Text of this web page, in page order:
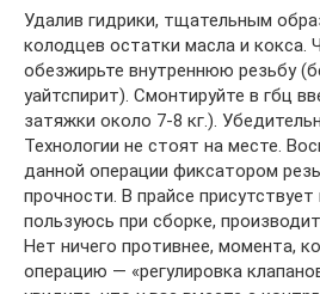
Удалив гидрики, тщательным
колодцев остатки масла и кокса.
обезжирьте внутреннюю резьбу
уайтспирит). Смонтируйте в гбц
затяжки около 7-8 кг.).
Технологии не стоят на месте.
данной операции фиксатором
прочности. В прайсе
пользуюсь при сборке,
Нет ничего противнее, момента,
операцию — «регулировка